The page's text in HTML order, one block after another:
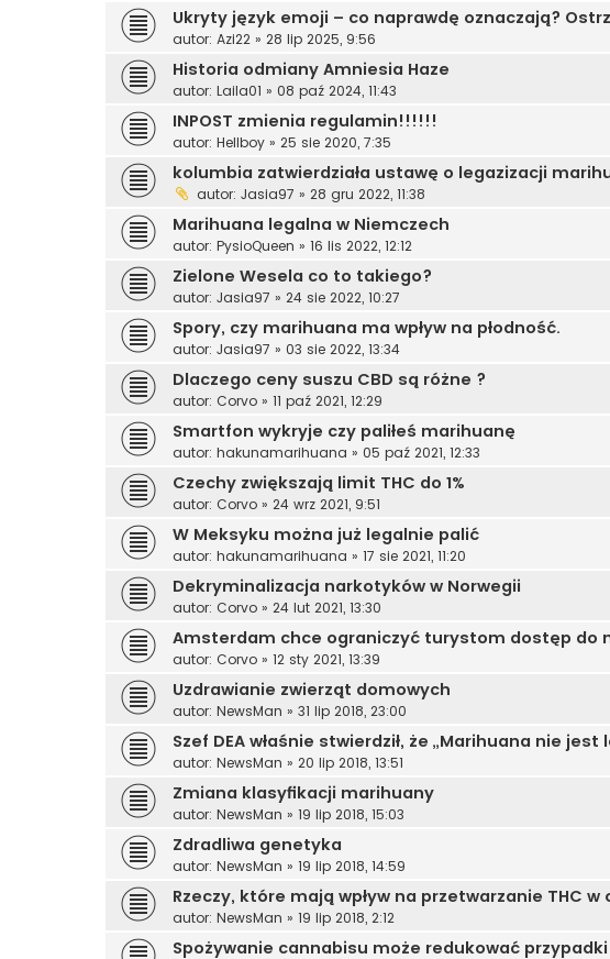
Ukryty język emoji – co naprawdę oznaczają?
autor: Azi22 » 28 lip 2025, 9:56
Historia odmiany Amniesia Haze
autor: Laila01 » 08 paź 2024, 11:43
INPOST zmienia regulamin!!!!!!
autor: Hellboy » 25 sie 2020, 7:35
kolumbia zatwierdziała ustawę o legazizacji
autor: Jasia97 » 28 gru 2022, 11:38
Marihuana legalna w Niemczech
autor: PysioQueen » 16 lis 2022, 12:12
Zielone Wesela co to takiego?
autor: Jasia97 » 24 sie 2022, 10:27
Spory, czy marihuana ma wpływ na płodność.
autor: Jasia97 » 03 sie 2022, 13:34
Dlaczego ceny suszu CBD są różne ?
autor: Corvo » 11 paź 2021, 12:29
Smartfon wykryje czy paliłeś marihuanę
autor: hakunamarihuana » 05 paź 2021, 12:33
Czechy zwiększają limit THC do 1%
autor: Corvo » 24 wrz 2021, 9:51
W Meksyku można już legalnie palić
autor: hakunamarihuana » 17 sie 2021, 11:20
Dekryminalizacja narkotyków w Norwegii
autor: Corvo » 24 lut 2021, 13:30
Amsterdam chce ograniczyć turystom dostęp do
autor: Corvo » 12 sty 2021, 13:39
Uzdrawianie zwierząt domowych
autor: NewsMan » 31 lip 2018, 23:00
Szef DEA właśnie stwierdził, że „Marihuana nie jest
autor: NewsMan » 20 lip 2018, 13:51
Zmiana klasyfikacji marihuany
autor: NewsMan » 19 lip 2018, 15:03
Zdradliwa genetyka
autor: NewsMan » 19 lip 2018, 14:59
Rzeczy, które mają wpływ na przetwarzanie THC w
autor: NewsMan » 19 lip 2018, 2:12
Spożywanie cannabisu może redukować